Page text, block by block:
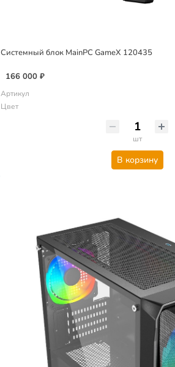
Системный блок MainPC GameX 120435
166 000 ₽
Артикул
Цвет
шт
В корзину